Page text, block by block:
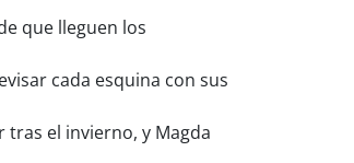
que lleguen los
cada esquina con sus
tras el invierno, y Magda